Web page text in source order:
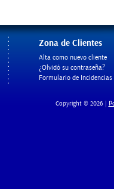
Zona de Clientes
Alta como nuevo cliente
¿Olvidó su contraseña?
Formulario de Incidencias
Copyright © 2026 |